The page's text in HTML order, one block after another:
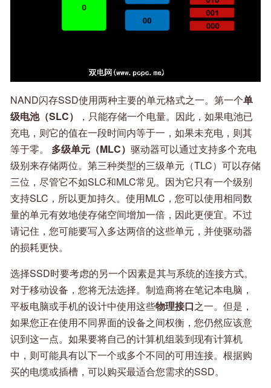
NAND闪存SSD使用两种主要的单元格式之一。第一个单
级电池（SLC）
，只能存储一个电量。因此，如果电池已
充电，则它的值在一段时间内等于一，如果未充电，则其
等于零。 多级单元（MLC） 驱动器可以通过支持多个充电
级别来存储两位。第三种类型的三级单元（TLC）可以存储
三位，尽管它不如SLC和MLC常见。因为它只有一个级别
支持SLC，所以更加持久。使用MLC，您可以使用相同数
量的单元有效地使存储空间增加一倍，因此更便宜。不过
请记住，您可能要写入多达两倍的这些单元，并使驱动器
的损耗更快。
选择SSD时要考虑的另一个因素是其与系统的连接方式。
对于移动设备，您将无法选择。制造商将在笔记本电脑，
平板电脑或手机的设计中使用这些物理接口之一。但是，
如果您正在使用不同界面的设备之间权衡，您仍然应该意
识到这一点。如果要将自己的计算机组装到现有计算机
中，则可能具有以下一个或多个不同的可用连接。根据购
买的电缆或插槽，可以购买最适合您需求的SSD。